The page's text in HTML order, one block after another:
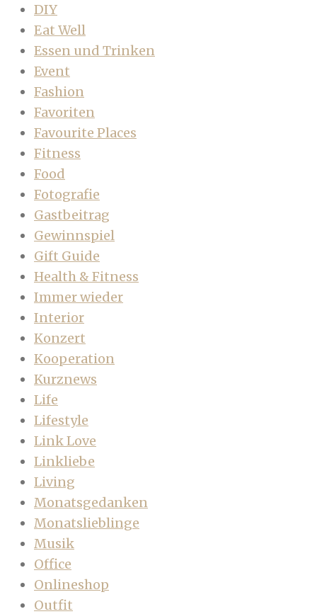
DIY
Eat Well
Essen und Trinken
Event
Fashion
Favoriten
Favourite Places
Fitness
Food
Fotografie
Gastbeitrag
Gewinnspiel
Gift Guide
Health & Fitness
Immer wieder
Interior
Konzert
Kooperation
Kurznews
Life
Lifestyle
Link Love
Linkliebe
Living
Monatsgedanken
Monatslieblinge
Musik
Office
Onlineshop
Outfit